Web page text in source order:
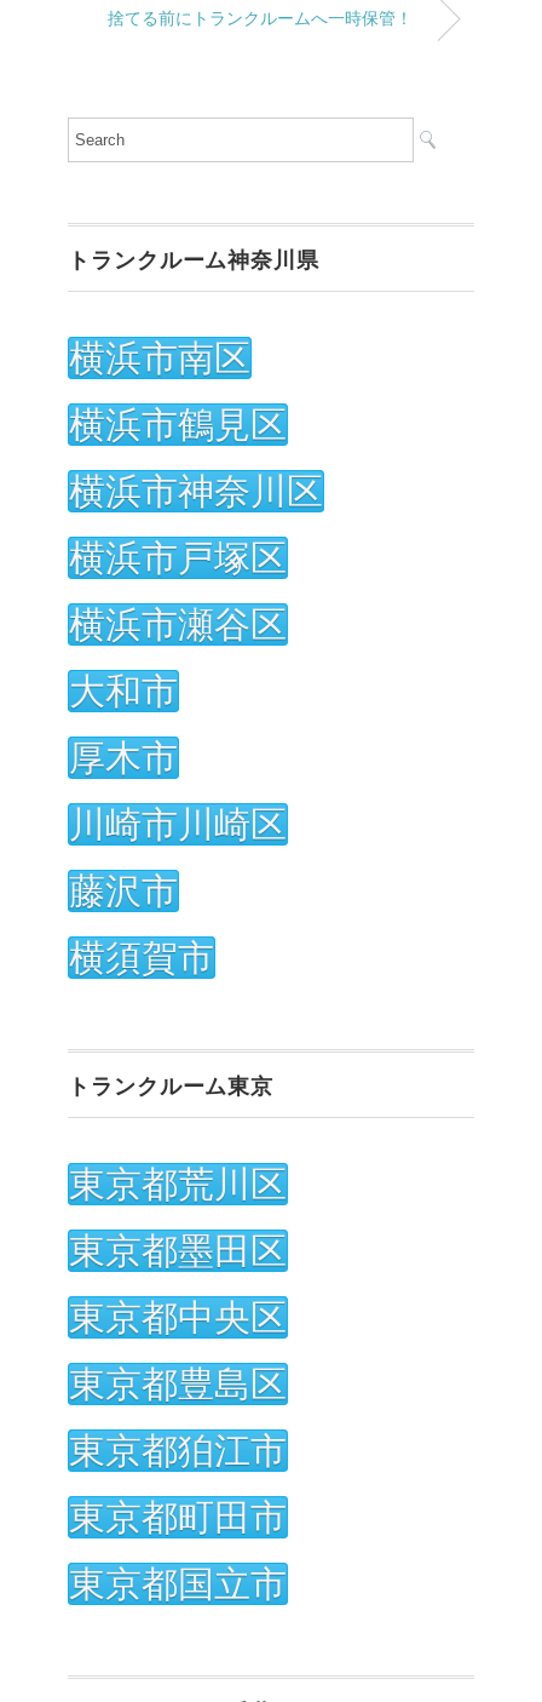
捨てる前にトランクルームへ一時保管！
トランクルーム神奈川県
横浜市南区
横浜市鶴見区
横浜市神奈川区
横浜市戸塚区
横浜市瀬谷区
大和市
厚木市
川崎市川崎区
藤沢市
横須賀市
トランクルーム東京
東京都荒川区
東京都墨田区
東京都中央区
東京都豊島区
東京都狛江市
東京都町田市
東京都国立市